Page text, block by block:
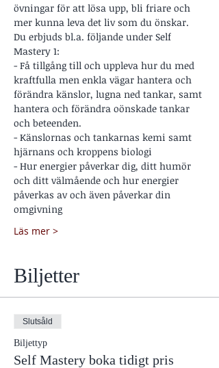
övningar för att lösa upp, bli friare och
mer kunna leva det liv som du önskar.
Du erbjuds bl.a. följande under Self
Mastery 1:
- Få tillgång till och uppleva hur du med
kraftfulla men enkla vägar hantera och
förändra känslor, lugna ned tankar, samt
hantera och förändra oönskade tankar
och beteenden.
- Känslornas och tankarnas kemi samt
hjärnans och kroppens biologi
- Hur energier påverkar dig, ditt humör
och ditt välmående och hur energier
påverkas av och även påverkar din
omgivning
Läs mer >
Biljetter
Slutsåld
Biljettyp
Self Mastery boka tidigt pris